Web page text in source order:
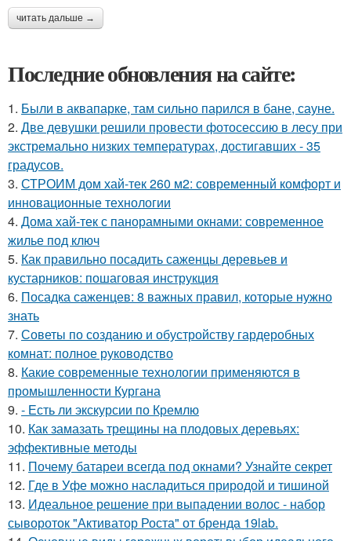
читать дальше →
Последние обновления на сайте:
1. Были в аквапарке, там сильно парился в бане, сауне.
2. Две девушки решили провести фотосессию в лесу при
экстремально низких температурах, достигавших - 35
градусов.
3. СТРОИМ дом хай-тек 260 м2: современный комфорт и
инновационные технологии
4. Дома хай-тек с панорамными окнами: современное
жилье под ключ
5. Как правильно посадить саженцы деревьев и
кустарников: пошаговая инструкция
6. Посадка саженцев: 8 важных правил, которые нужно
знать
7. Советы по созданию и обустройству гардеробных
комнат: полное руководство
8. Какие современные технологии применяются в
промышленности Кургана
9. - Есть ли экскурсии по Кремлю
10. Как замазать трещины на плодовых деревьях:
эффективные методы
11. Почему батареи всегда под окнами? Узнайте секрет
12. Где в Уфе можно насладиться природой и тишиной
13. Идеальное решение при выпадении волос - набор
сывороток "Активатор Роста" от бренда 19lab.